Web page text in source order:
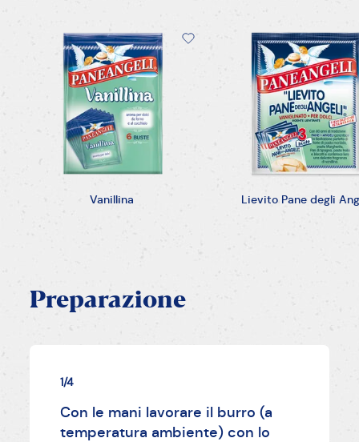
Vanillina Lievito Pane degli
Preparazione
1/4
Con le mani lavorare il burro (a
temperatura ambiente) con lo